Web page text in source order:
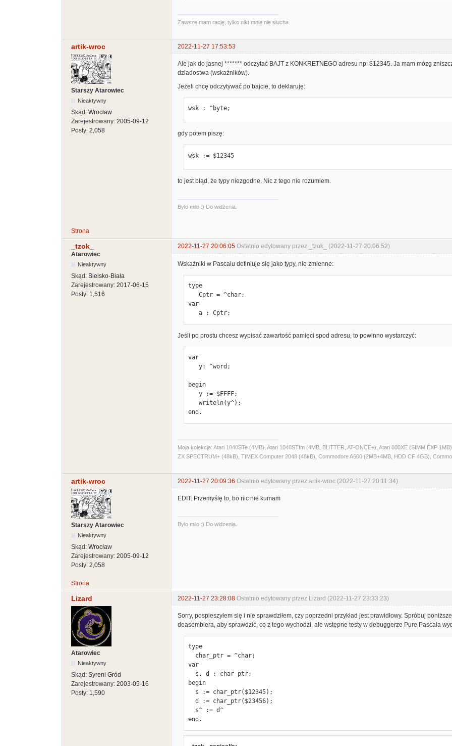
Zawsze mam rację, tylko nikt mnie nie słucha.
artik-wroc 2022-11-27 17:53:53
Starszy Atarowiec
Nieaktywny
Skąd: Wrocław
Zarejestrowany: 2005-09-12
Posty: 2,058
Ale jak do jasnej ******* odczytać BAJT z KONKRETNEGO adresu np: $12345. Ja mam mózg
dziadostwa (wskaźników).
Jeżeli chcę odczytywać po bajcie, to deklaruję:
wsk : ^byte;
gdy potem piszę:
wsk := $12345
to jest błąd, że typy niezgodne. Nic z tego nie rozumiem.
Było miło :) Do widzenia.
Strona
_tzok_ 2022-11-27 20:06:05 Ostatnio edytowany przez _tzok_ (2022-11-27 20:06:52)
Atarowiec
Nieaktywny
Skąd: Bielsko-Biała
Zarejestrowany: 2017-06-15
Posty: 1,516
Wskaźniki w Pascalu definiuje się jako typy, nie zmienne:
type
   Cptr = ^char;
var
   a : Cptr;
Jeśli po prostu chcesz wypisać zawartość pamięci spod adresu, to powinno wystarczyć:
var
   y: ^word;
begin
   y := $FFFF;
   writeln(y^);
end.
Moja kolekcja: Atari 1040STe (4MB), Atari 1040STfm (4MB, BLiTTER, AT-ONCE+), Atari 800XE (SIMM EXP
ZX SPECTRUM+ (48kB), TIMEX Computer 2048 (48kB), Commodore A600 (2MB+4MB, HDD CF 4GB),
artik-wroc 2022-11-27 20:09:36 Ostatnio edytowany przez artik-wroc (2022-11-27 20:11:34)
Starszy Atarowiec
Nieaktywny
Skąd: Wrocław
Zarejestrowany: 2005-09-12
Posty: 2,058
EDIT: Przemyślę to, bo nic nie kumam
Było miło :) Do widzenia.
Strona
Lizard 2022-11-27 23:28:08 Ostatnio edytowany przez Lizard (2022-11-27 23:33:23)
Atarowiec
Nieaktywny
Skąd: Syreni Gród
Zarejestrowany: 2003-05-16
Posty: 1,590
Sorry, pospieszyłem się i nie sprawdziłem, czy poprzedni przykład jest prawidłowy. Spróbuj
deasemblera, aby sprawdzić, co z tego wychodzi, ale wstępne testy w debuggerze Pure Pascala
type
var
begin
  d := char_ptr($23456);
end.